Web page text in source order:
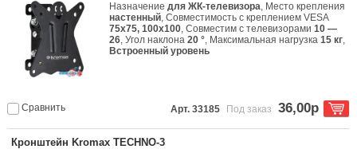
Назначениедля ЖК-телевизора, Место крепления
настенный, Совместимость с креплением VESA
75x75, 100x100, Совместим с телевизорами10 —
26, Угол наклона20 °, Максимальная нагрузка15 кг,
Встроенный уровень
Сравнить Арт. 33185 Под заказ 36,00р
Кронштейн Kromax TECHNO-3